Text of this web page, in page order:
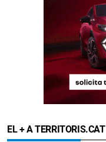
EL + A TERRITORIS.CAT